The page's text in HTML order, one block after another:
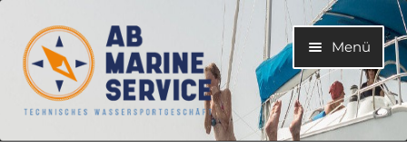
Zur
Navigation
springen
Zum
Inhalt
springen
Menü
Home